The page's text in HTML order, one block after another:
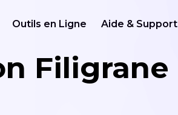
Outils en Ligne Aide & Support
Filigrane